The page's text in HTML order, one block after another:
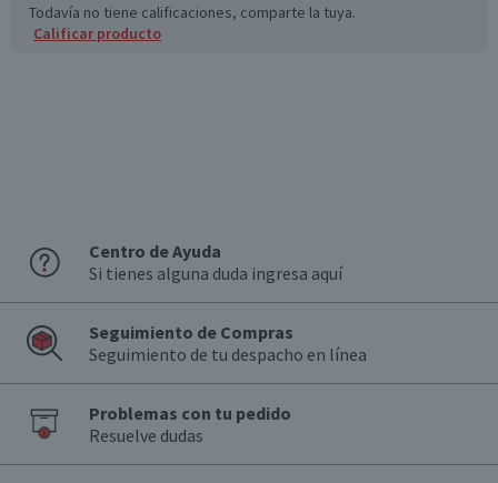
Todavía no tiene calificaciones, comparte la tuya.
Calificar producto
Centro de Ayuda
Si tienes alguna duda ingresa aquí
Seguimiento de Compras
Seguimiento de tu despacho en línea
Problemas con tu pedido
Resuelve dudas